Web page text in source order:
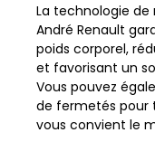
La technologie de
André Renault
poids corporel,
et favorisant un
Vous pouvez
de fermetés pour
vous convient le